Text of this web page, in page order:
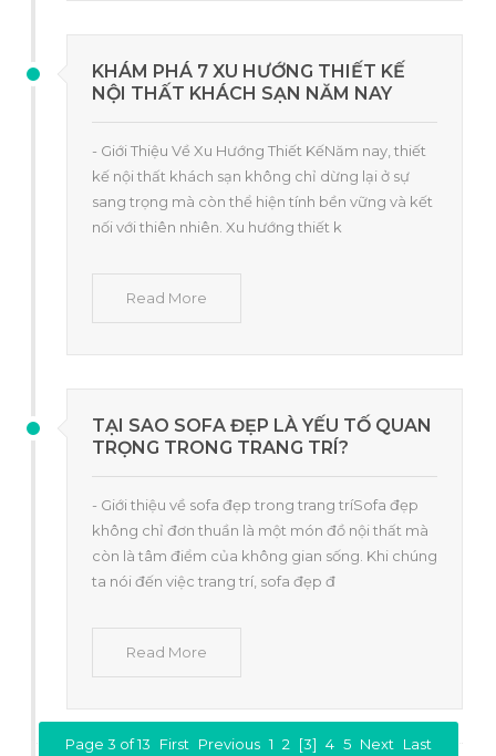
KHÁM PHÁ 7 XU HƯỚNG THIẾT KẾ
NỘI THẤT KHÁCH SẠN NĂM NAY
- Giới Thiệu Về Xu Hướng Thiết KếNăm nay, thiết
kế nội thất khách sạn không chỉ dừng lại ở sự
sang trọng mà còn thể hiện tính bền vững và kết
nối với thiên nhiên. Xu hướng thiết k
Read More
TẠI SAO SOFA ĐẸP LÀ YẾU TỐ QUAN
TRỌNG TRONG TRANG TRÍ?
- Giới thiệu về sofa đẹp trong trang tríSofa đẹp
không chỉ đơn thuần là một món đồ nội thất mà
còn là tâm điểm của không gian sống. Khi chúng
ta nói đến việc trang trí, sofa đẹp đ
Read More
Page 3 of 13 First Previous 1 2 [3] 4 5 Next Last